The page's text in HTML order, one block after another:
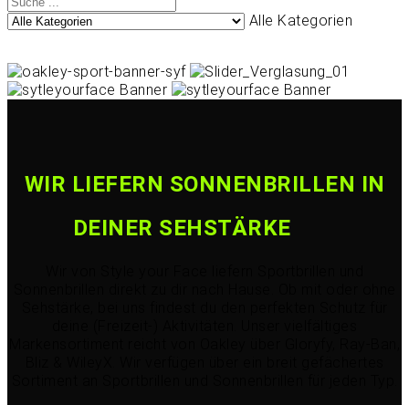
Alle Kategorien
WIR LIEFERN SONNENBRILLEN IN
DEINER SEHSTÄRKE